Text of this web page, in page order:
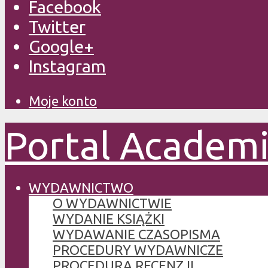
Facebook
Twitter
Google+
Instagram
Moje konto
Portal
WYDAWNICTWO
O WYDAWNICTWIE
WYDANIE KSIĄŻKI
WYDAWANIE CZASOPISMA
PROCEDURY WYDAWNICZE